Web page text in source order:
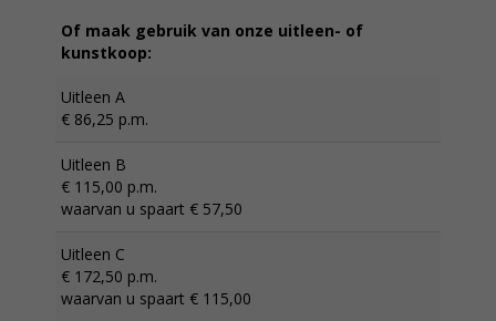
Of maak gebruik van onze uitleen- of
kunstkoop:
Uitleen A
€ 86,25 p.m.
Uitleen B
€ 115,00 p.m.
waarvan u spaart € 57,50
Uitleen C
€ 172,50 p.m.
waarvan u spaart € 115,00